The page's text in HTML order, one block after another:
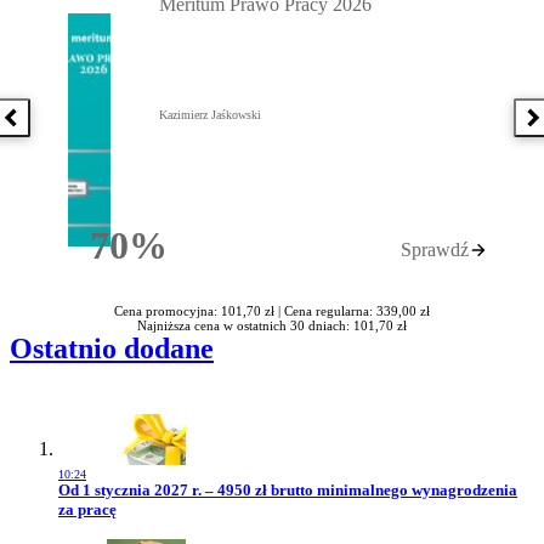
Poprzednia książka
70%Rabatu
Meritum Prawo Pracy 2026
Kazimierz Jaśkowski
Sprawdź
Cena promocyjna: 101,70 zł | Cena regularna: 339,00 zł
Najniższa cena w ostatnich 30 dniach: 101,70 zł
Ostatnio dodane
10:24
Przejdź do artykułu:
Od 1 stycznia 2027 r. – 4950 zł brutto minimalnego wynagrodzenia
za pracę